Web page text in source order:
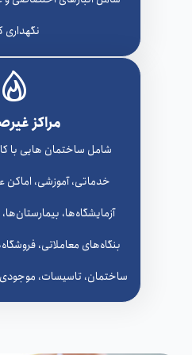
نگهداری
مراکز
شامل ساختمان هایی با
خدماتی، آموزشی، اماکن
آزمایشگاه‌ها،
بنگاه‌های معاملاتی،
ساختمان، تاسیسات، موجودی